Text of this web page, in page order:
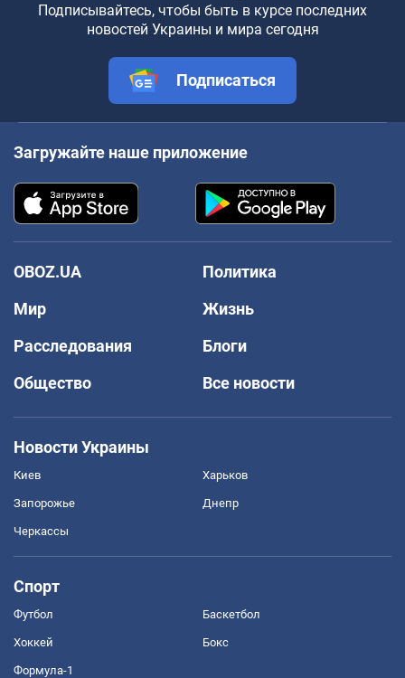
Подписывайтесь, чтобы быть в курсе последних
новостей Украины и мира сегодня
Подписаться
Загружайте наше приложение
OBOZ.UA
Политика
Мир
Жизнь
Расследования
Блоги
Общество
Все новости
Новости Украины
Киев Харьков
Запорожье Днепр
Черкассы
Спорт
Футбол Баскетбол
Хоккей Бокс
Формула-1